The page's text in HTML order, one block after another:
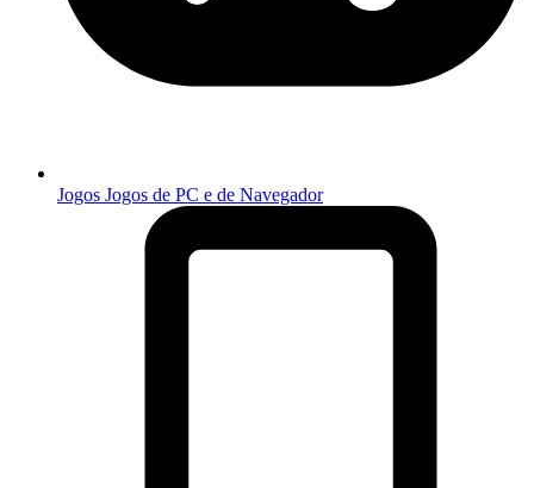
Jogos Jogos de PC e de Navegador